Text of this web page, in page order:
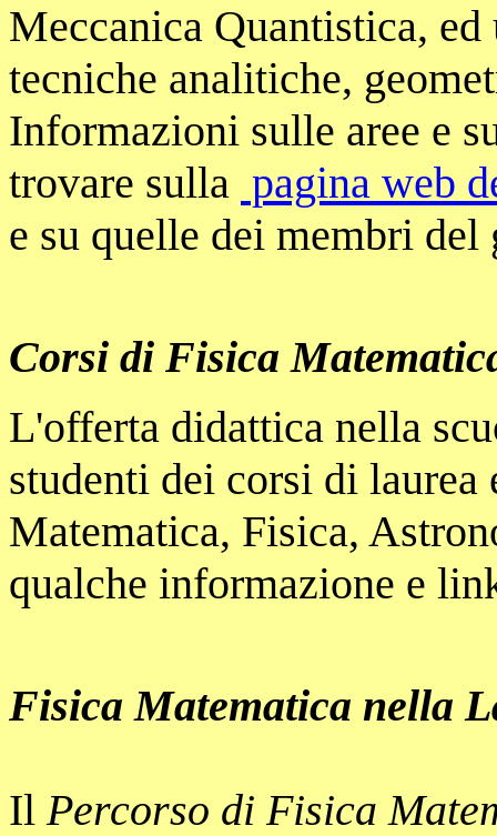
Meccanica Quantistica,
tecniche analitiche,
Informazioni sulle aree e
trovare sulla pagina web
e su quelle dei membri
Corsi di Fisica
L'offerta didattica nella
studenti dei corsi di laurea
Matematica, Fisica,
qualche informazione e
Fisica Matematica nella
IlPercorso di Fisica